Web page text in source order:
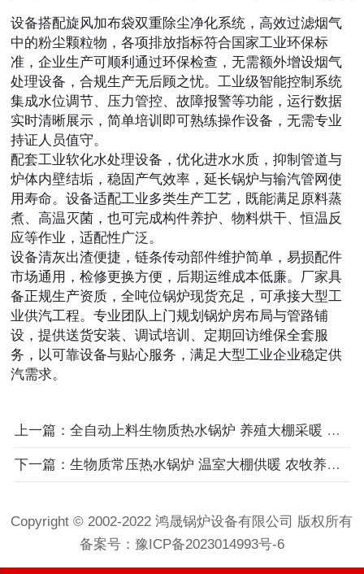
设备搭配旋风加布袋双重除尘净化系统，高效过滤烟气
中的粉尘颗粒物，各项排放指标符合国家工业环保标
准，企业生产可顺利通过环保检查，无需额外增设烟气
处理设备，合规生产无后顾之忧。工业级智能控制系统
集成水位调节、压力管控、故障报警等功能，运行数据
实时清晰展示，简单培训即可熟练操作设备，无需专业
持证人员值守。
配套工业软化水处理设备，优化进水水质，抑制管道与
炉体内壁结垢，稳固产气效率，延长锅炉与输汽管网使
用寿命。设备适配工业多类生产工艺，既能满足原料蒸
煮、高温灭菌，也可完成构件养护、物料烘干、恒温反
应等作业，适配性广泛。
设备清灰出渣便捷，链条传动部件维护简单，易损配件
市场通用，检修更换方便，后期运维成本低廉。厂家具
备正规生产资质，全吨位锅炉现货充足，可承接大型工
业供汽工程。专业团队上门规划锅炉房布局与管路铺
设，提供送货安装、调试培训、定期回访维保全套服
务，以可靠设备与贴心服务，满足大型工业企业稳定供
汽需求。
上一篇：全自动上料生物质热水锅炉 养殖大棚采暖 厂区大面积取暖锅炉
下一篇：生物质常压热水锅炉 温室大棚供暖 农牧养殖场恒温采暖炉
Copyright © 2002-2022 鸿晟锅炉设备有限公司 版权所有
备案号： 豫ICP备2023014993号-6